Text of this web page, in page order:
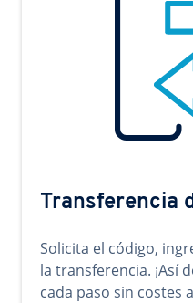
Transferencia
Solicita el código,
la transferencia. ¡Así
cada paso sin costes